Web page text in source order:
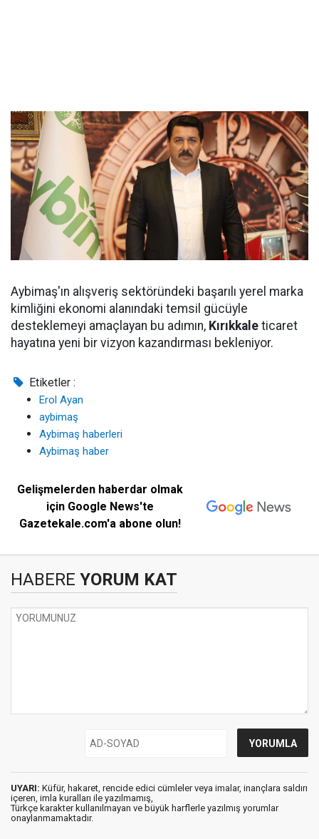
Aybimaş'ın alışveriş sektöründeki başarılı yerel marka
kimliğini ekonomi alanındaki temsil gücüyle
desteklemeyi amaçlayan bu adımın, Kırıkkale ticaret
hayatına yeni bir vizyon kazandırması bekleniyor.
Etiketler :
Erol Ayan
aybimaş
Aybimaş haberleri
Aybimaş haber
Gelişmelerden haberdar olmak
için Google News'te
Gazetekale.com'a abone olun!
HABERE YORUM KAT
UYARI: Küfür, hakaret, rencide edici cümleler veya imalar, inançlara saldırı
içeren, imla kuralları ile yazılmamış,
Türkçe karakter kullanılmayan ve büyük harflerle yazılmış yorumlar
onaylanmamaktadır.